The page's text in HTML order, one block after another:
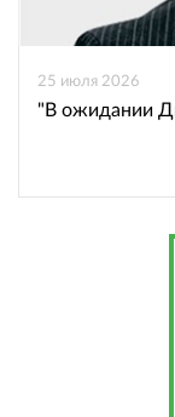
25 июля 2026
"В ожидании